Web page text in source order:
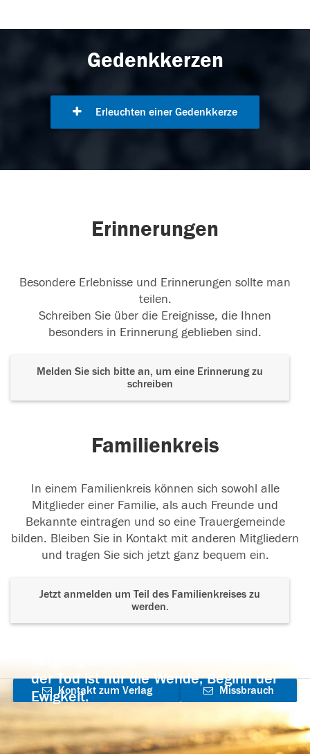
Gedenkkerzen
Erleuchten einer Gedenkkerze
Erinnerungen
Besondere Erlebnisse und Erinnerungen sollte man
teilen.
Schreiben Sie über die Ereignisse, die Ihnen
besonders in Erinnerung geblieben sind.
Melden Sie sich bitte an, um eine Erinnerung zu
schreiben
Familienkreis
In einem Familienkreis können sich sowohl alle
Mitglieder einer Familie, als auch Freunde und
Bekannte eintragen und so eine Trauergemeinde
bilden. Bleiben Sie in Kontakt mit anderen Mitgliedern
und tragen Sie sich jetzt ganz bequem ein.
Jetzt anmelden um Teil des Familienkreises zu
werden.
der Tod ist nur die Wende, Beginn der
Ewigkeit.
Kontakt zum Verlag
aufnehmen
Missbrauch